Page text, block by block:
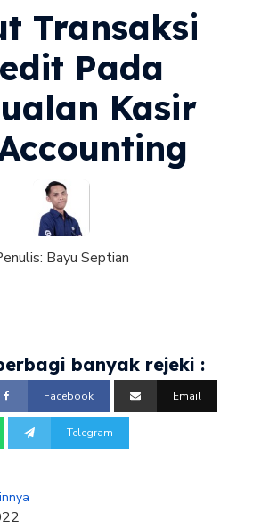
Transaksi
Pada
Kasir
Bayu Septian
banyak rejeki :
Facebook Email
Telegram